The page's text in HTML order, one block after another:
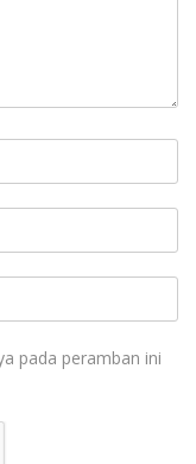
pada peramban ini